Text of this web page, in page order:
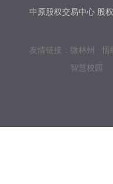
中原股权交易中心 股
友情链接： 微林州 悟
智慧校园